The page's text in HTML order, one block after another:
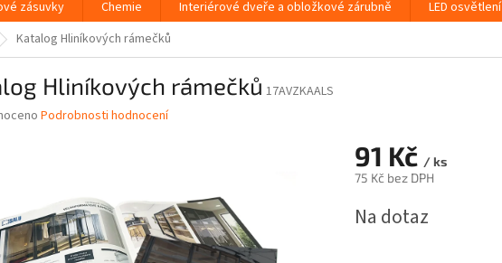
zásuvky Chemie Interiérové dveře a obložkové zárubně LED osvětlení
Katalog Hliníkových rámečků
Hliníkových rámečků 17AVZKAALS
Podrobnosti hodnocení
91 Kč / ks
75 Kč bez DPH
cena:
Na dotaz